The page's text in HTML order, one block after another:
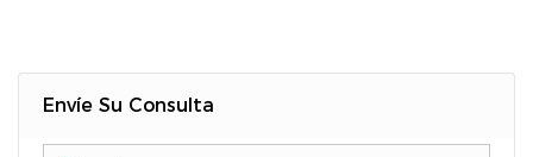
Envíe Su Consulta
Del Dct De 7
Velocidades En Un SUV
Definitivo Con